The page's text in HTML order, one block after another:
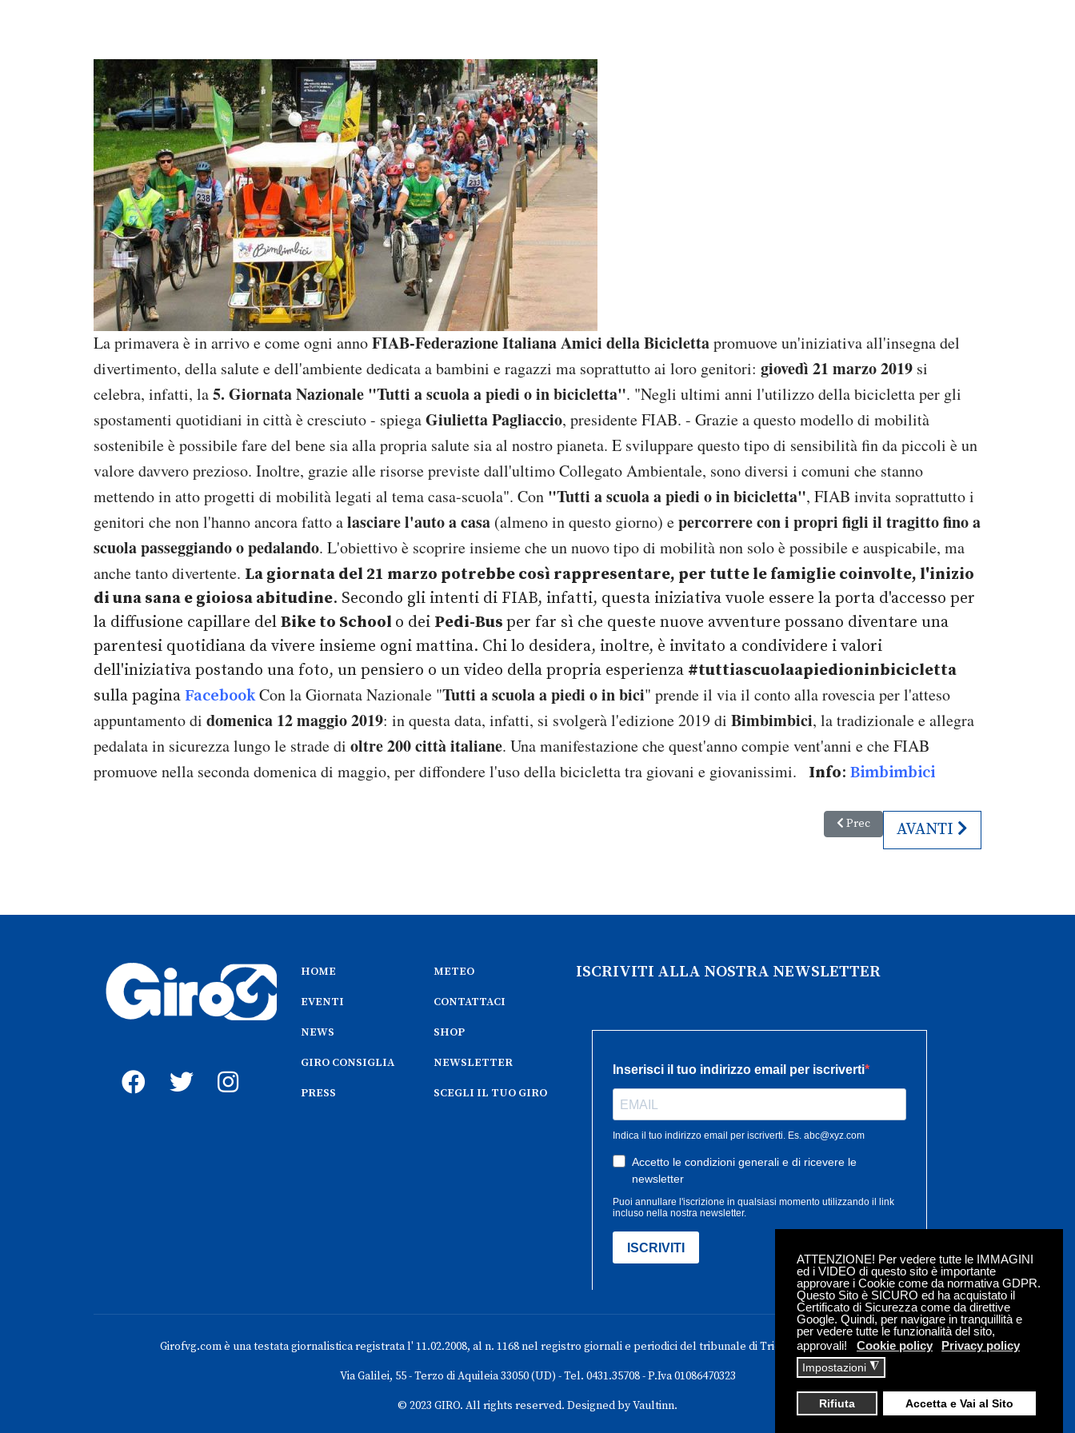
ATTENZIONE! Per vedere tutte le IMMAGINI
ed i VIDEO di questo sito è importante
approvare i Cookie come da normativa GDPR.
Questo Sito è SICURO ed ha acquistato il
Certificato di Sicurezza come da direttive
Google. Quindi, per navigare in tranquillità e
per vedere tutte le funzionalità del sito,
approvali!
Cookie policy Privacy policy
Impostazioni ◮
Rifiuta Accetta e Vai al Sito
La primavera è in arrivo e come ogni annoFIAB-Federazione Italiana Amici della Biciclettapromuove un'iniziativa all'insegna del
divertimento, della salute e dell'ambiente dedicata a bambini e ragazzi ma soprattutto ai loro genitori: giovedì 21 marzo 2019 si
celebra, infatti, la5. Giornata Nazionale "Tutti a scuola a piedi o in bicicletta". "Negli ultimi anni l'utilizzo della bicicletta per gli
spostamenti quotidiani in città è cresciuto - spiegaGiulietta Pagliaccio, presidente FIAB. - Grazie a questo modello di mobilità
sostenibile è possibile fare del bene sia alla propria salute sia al nostro pianeta. E sviluppare questo tipo di sensibilità fin da piccoli è un
valore davvero prezioso. Inoltre, grazie alle risorse previste dall'ultimo Collegato Ambientale, sono diversi i comuni che stanno
mettendo in atto progetti di mobilità legati al tema casa-scuola". Con "Tutti a scuola a piedi o in bicicletta", FIAB invita soprattutto i
genitori che non l'hanno ancora fatto alasciare l'auto a casa (almeno in questo giorno) epercorrere con i propri figli il tragitto fino a
scuola passeggiando o pedalando. L'obiettivo è scoprire insieme che un nuovo tipo di mobilità non solo è possibile e auspicabile, ma
anche tanto divertente. La giornata del 21 marzo potrebbe così rappresentare, per tutte le famiglie coinvolte, l'inizio
di una sana e gioiosa abitudine. Secondo gli intenti di FIAB, infatti, questa iniziativa vuole essere la porta d'accesso per
la diffusione capillare del Bike to School o dei Pedi-Bus per far sì che queste nuove avventure possano diventare una
parentesi quotidiana da vivere insieme ogni mattina. Chi lo desidera, inoltre, è invitato a condividere i valori
dell'iniziativa postando una foto, un pensiero o un video della propria esperienza #tuttiascuolaapiedioninbicicletta
sulla pagina Facebook Con la Giornata Nazionale "Tutti a scuola a piedi o in bici" prende il via il conto alla rovescia per l'atteso
appuntamento di domenica 12 maggio 2019: in questa data, infatti, si svolgerà l'edizione 2019 di Bimbimbici, la tradizionale e allegra
pedalata in sicurezza lungo le strade di oltre 200 città italiane. Una manifestazione che quest'anno compie vent'anni e che FIAB
promuove nella seconda domenica di maggio, per diffondere l'uso della bicicletta tra giovani e giovanissimi.
Info: Bimbimbici
Articolo precedente: Friday for Future -
Prec ARTICOLO
AVANTI
HOME
EVENTI
NEWS
GIRO CONSIGLIA
PRESS
METEO
CONTATTACI
SHOP
NEWSLETTER
SCEGLI IL TUO GIRO
ISCRIVITI ALLA NOSTRA NEWSLETTER
Girofvg.com è una testata giornalistica registrata l' 11.02.2008, al n. 1168 nel registro giornali e periodici del tribunale di Trieste - Iscrizione roc n. 18304
Via Galilei, 55 - Terzo di Aquileia 33050 (UD) - Tel. 0431.35708 - P.Iva 01086470323
© 2023 GIRO. All rights reserved. Designed by Vaultinn.